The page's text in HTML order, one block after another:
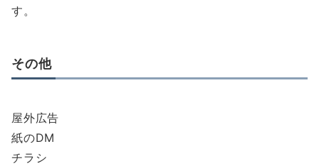
す。
その他
屋外広告
紙のDM
チラシ